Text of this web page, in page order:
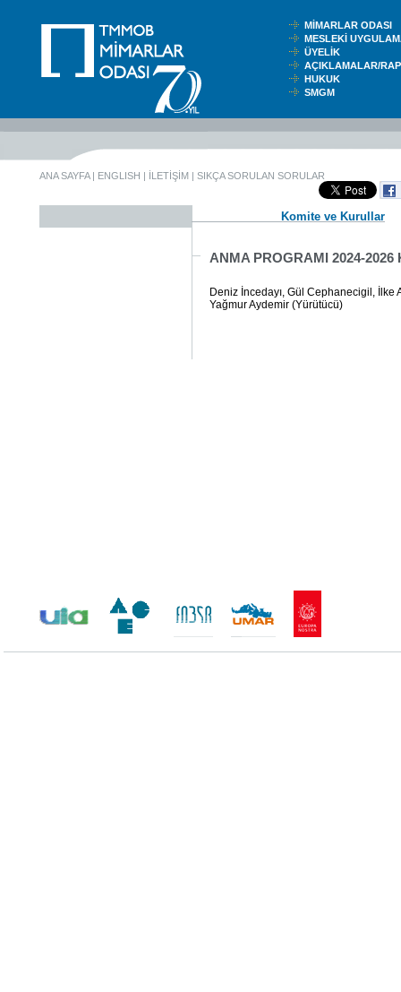
MİMARLAR ODASI
MESLEKİ
ÜYELİK
AÇIKLAMALAR/
HUKUK
SMGM
ANA SAYFA| ENGLISH | İLETİŞİM | SIKÇA SORULAN SORULAR
Komite ve Kurullar
ANMA PROGRAMI 2024-2026
Deniz İncedayı, Gül Cephanecigil, İlke
Yağmur Aydemir (Yürütücü)